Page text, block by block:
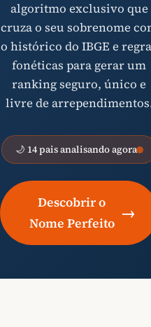
algoritmo exclusivo que
cruza o seu sobrenome
o histórico do IBGE e
fonéticas para gerar um
ranking seguro, único e
livre de
🌙 14 pais analisando agora
Descobrir o
Nome Perfeito
→